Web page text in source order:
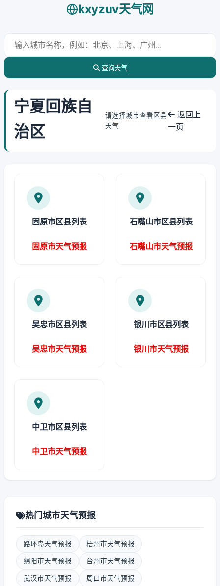
kxyzuv天气网
查询天气
宁夏回族自
治区
请选择城市查看区县
天气
返回上
一页
固原市区县列表
固原市天气预报
石嘴山市区县列表
石嘴山市天气预报
吴忠市区县列表
吴忠市天气预报
银川市区县列表
银川市天气预报
中卫市区县列表
中卫市天气预报
热门城市天气预报
路环岛天气预报 梧州市天气预报
绵阳市天气预报 台州市天气预报
武汉市天气预报 周口市天气预报